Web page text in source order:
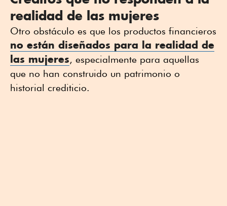
realidad de las mujeres
Otro obstáculo es que los productos financieros
no están diseñados para la realidad de
las mujeres, especialmente para aquellas
que no han construido un patrimonio o
historial crediticio.